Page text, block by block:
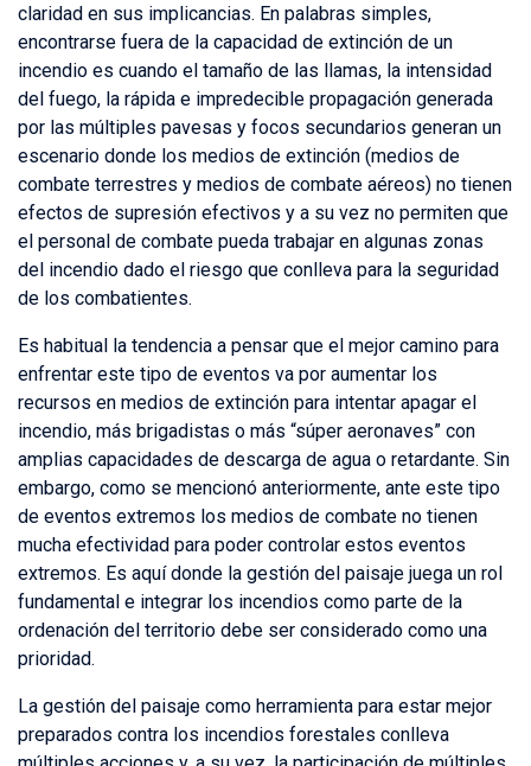
claridad en sus implicancias. En palabras simples,
encontrarse fuera de la capacidad de extinción de un
incendio es cuando el tamaño de las llamas, la intensidad
del fuego, la rápida e impredecible propagación generada
por las múltiples pavesas y focos secundarios generan un
escenario donde los medios de extinción (medios de
combate terrestres y medios de combate aéreos) no tienen
efectos de supresión efectivos y a su vez no permiten que
el personal de combate pueda trabajar en algunas zonas
del incendio dado el riesgo que conlleva para la seguridad
de los combatientes.
Es habitual la tendencia a pensar que el mejor camino para
enfrentar este tipo de eventos va por aumentar los
recursos en medios de extinción para intentar apagar el
incendio, más brigadistas o más “súper aeronaves” con
amplias capacidades de descarga de agua o retardante. Sin
embargo, como se mencionó anteriormente, ante este tipo
de eventos extremos los medios de combate no tienen
mucha efectividad para poder controlar estos eventos
extremos. Es aquí donde la gestión del paisaje juega un rol
fundamental e integrar los incendios como parte de la
ordenación del territorio debe ser considerado como una
prioridad.
La gestión del paisaje como herramienta para estar mejor
preparados contra los incendios forestales conlleva